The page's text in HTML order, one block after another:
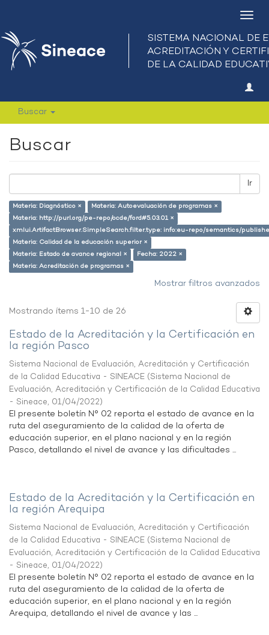
Buscar
Buscar
Ir
Materia: Diagnóstico ×
Materia: Autoevaluación de programas ×
Materia: http://purl.org/pe-repo/ocde/ford#5.03.01 ×
xmlui.ArtifactBrowser.SimpleSearch.filter.type: info:eu-repo/semantics/
Materia: Calidad de la educación superior ×
Materia: Estado de avance regional ×
Fecha: 2022 ×
Materia: Acreditación de programas ×
Mostrar filtros avanzados
Mostrando ítems 1-10 de 26
Estado de la Acreditación y la Certificación en
la región Pasco
Sistema Nacional de Evaluación, Acreditación y Certificación
de la Calidad Educativa - SINEACE (Sistema Nacional de
Evaluación, Acreditación y Certificación de la Calidad Educativa
- Sineace, 01/04/2022)
El presente boletín N° 02 reporta el estado de avance en la
ruta del aseguramiento de la calidad de la oferta de
educación superior, en el plano nacional y en la región
Pasco, detallando el nivel de avance y las dificultades ...
Estado de la Acreditación y la Certificación en
la región Arequipa
Sistema Nacional de Evaluación, Acreditación y Certificación
de la Calidad Educativa - SINEACE (Sistema Nacional de
Evaluación, Acreditación y Certificación de la Calidad Educativa
- Sineace, 01/04/2022)
El presente boletín N° 02 reporta el estado de avance en la
ruta del aseguramiento de la calidad de la oferta de
educación superior, en el plano nacional y en la región
Arequipa, detallando el nivel de avance y las ...